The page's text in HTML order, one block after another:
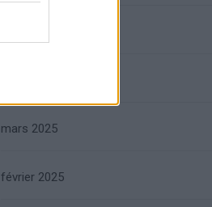
mars 2025
février 2025